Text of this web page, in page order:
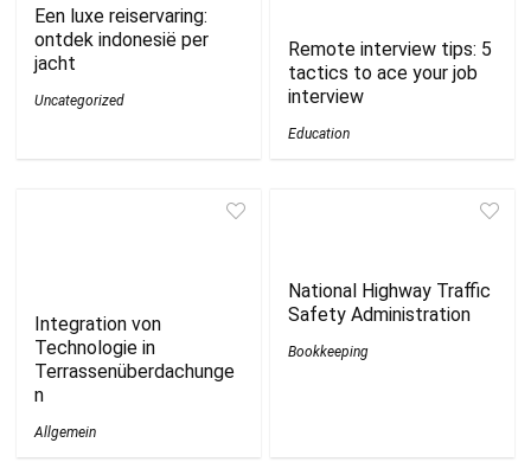
Een luxe reiservaring:
ontdek indonesië per
jacht
Uncategorized
Remote interview tips: 5
tactics to ace your job
interview
Education
Integration von
Technologie in
Terrassenüberdachunge
n
Allgemein
National Highway Traffic
Safety Administration
Bookkeeping